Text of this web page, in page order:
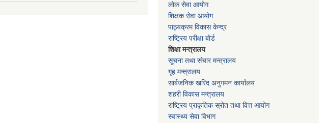
लोक सेवा आयोग
शिक्षक सेवा आयोग
पाठ्यक्रम विकास केन्द्र
राष्ट्रिय परीक्षा बोर्ड
शिक्षा मन्त्रालय
सूचना तथा संचार मन्त्रालय
गृह मन्त्रालय
सार्बजनिक खरिद अनुगमन कार्यालय
शहरी विकास मन्त्रालय
राष्ट्रिय प्राकृतिक स्रोत तथा वित्त आयोग
स्वास्थ्य सेवा विभाग